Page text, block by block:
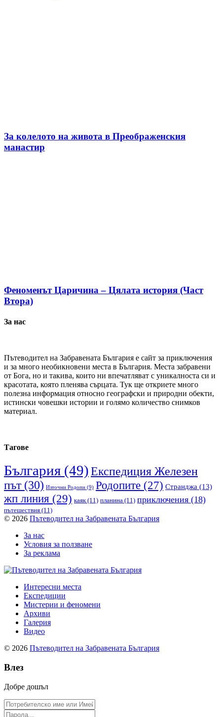
За колелото на живота в Преображенския
манастир
Феноменът Царичина – Цялата история (Част
Втора)
За нас
Пътеводител на Забравената България е сайт за приключения
и за много необикновени места в България. Места забравени
от Бога, но и такива, които ни впечатляват с уникалноста си и
красотата, която пленява сърцата. Тук ще откриете много
полезна информация относно географски и природни обекти,
истински човешки истории и голямо количество снимков
материал.
Тагове
България (49)Експедиция Железен
път(30) Източни Родопи (9) Родопите (27) Странджа (13)
жп линия (29) каяк(11) планина (11) приключения (18)
пътешествия (11)
© 2026 Пътеводител на Забравената България
За нас
Условия за ползване
За реклама
Интересни места
Експедиции
Мистерии и феномени
Архиви
Галерия
Видео
© 2026 Пътеводител на Забравената България
Влез
Добре дошъл